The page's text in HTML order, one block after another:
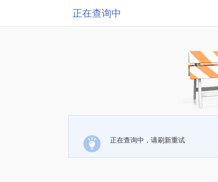
正在查询中
正在查询中，请刷新重试